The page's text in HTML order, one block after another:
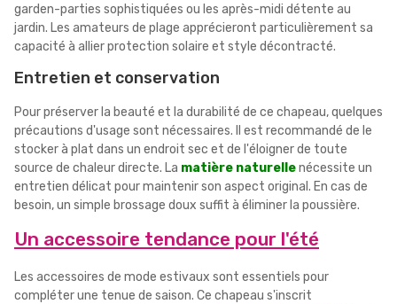
garden-parties sophistiquées ou les après-midi détente au
jardin. Les amateurs de plage apprécieront particulièrement sa
capacité à allier protection solaire et style décontracté.
Entretien et conservation
Pour préserver la beauté et la durabilité de ce chapeau, quelques
précautions d'usage sont nécessaires. Il est recommandé de le
stocker à plat dans un endroit sec et de l'éloigner de toute
source de chaleur directe. La matière naturellenécessite un
entretien délicat pour maintenir son aspect original. En cas de
besoin, un simple brossage doux suffit à éliminer la poussière.
Un accessoire tendance pour l'été
Les accessoires de mode estivaux sont essentiels pour
compléter une tenue de saison. Ce chapeau s'inscrit